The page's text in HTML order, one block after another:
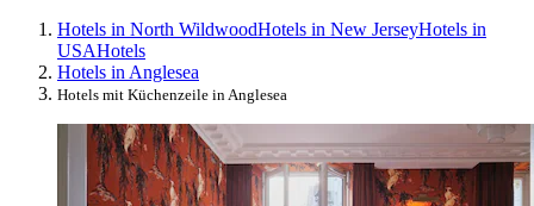
Hotels in North WildwoodHotels in New JerseyHotels in
USAHotels
Hotels in Anglesea
Hotels mit Küchenzeile in Anglesea